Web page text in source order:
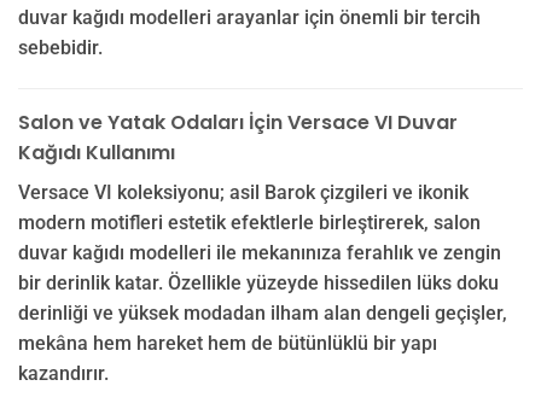
duvar kağıdı modelleri arayanlar için önemli bir tercih
sebebidir.
Salon ve Yatak Odaları İçin Versace VI Duvar
Kağıdı Kullanımı
Versace VI koleksiyonu; asil Barok çizgileri ve ikonik
modern motifleri estetik efektlerle birleştirerek, salon
duvar kağıdı modelleri ile mekanınıza ferahlık ve zengin
bir derinlik katar. Özellikle yüzeyde hissedilen lüks doku
derinliği ve yüksek modadan ilham alan dengeli geçişler,
mekâna hem hareket hem de bütünlüklü bir yapı
kazandırır.